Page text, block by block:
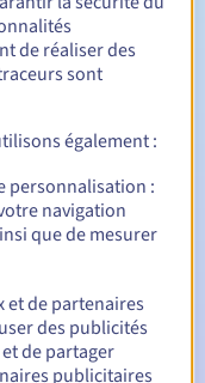
30 jours
3 jours avant la
de la
pour notification
de réaliser des
sont
également :
personnalisation :
navigation
que de mesurer
et de partenaires
des publicités
de partager
publicitaires